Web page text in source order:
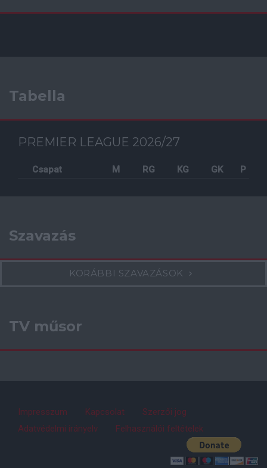
Tabella
PREMIER LEAGUE 2026/27
Csapat M RG KG GK P
Szavazás
KORÁBBI SZAVAZÁSOK
TV műsor
Impresszum Kapcsolat
Szerzői jog
Adatvédelmi irányelv
Felhasználói feltételek